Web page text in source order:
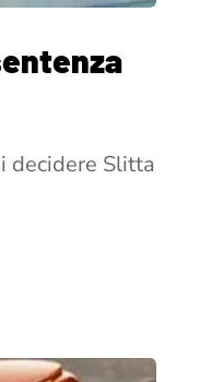
decidere Slitta